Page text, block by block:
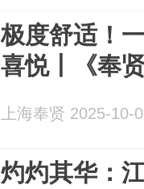
极度舒适！
喜悦丨《奉
上海奉贤 2025-10-
灼灼其华：